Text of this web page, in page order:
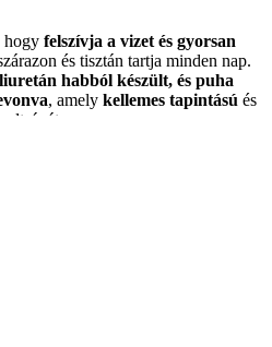
hogy felszívja a vizet és gyorsan
és tisztán tartja minden nap.
habból készült, és puha
, amely kellemes tapintású és
a szőnyeg
a kád mellett, zuhanyzóban,
megakadályozza, hogy minden